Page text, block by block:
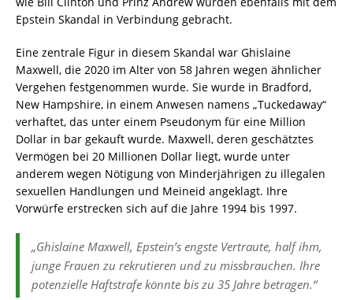
Epstein Skandal in Verbindung gebracht.
Eine zentrale Figur in diesem Skandal war Ghislaine
Maxwell, die 2020 im Alter von 58 Jahren wegen ähnlicher
Vergehen festgenommen wurde. Sie wurde in Bradford,
New Hampshire, in einem Anwesen namens „Tuckedaway“
verhaftet, das unter einem Pseudonym für eine Million
Dollar in bar gekauft wurde. Maxwell, deren geschätztes
Vermögen bei 20 Millionen Dollar liegt, wurde unter
anderem wegen Nötigung von Minderjährigen zu illegalen
sexuellen Handlungen und Meineid angeklagt. Ihre
Vorwürfe erstrecken sich auf die Jahre 1994 bis 1997.
„Ghislaine Maxwell, Epstein’s engste Vertraute, half ihm,
junge Frauen zu rekrutieren und zu missbrauchen. Ihre
potenzielle Haftstrafe könnte bis zu 35 Jahre betragen.“